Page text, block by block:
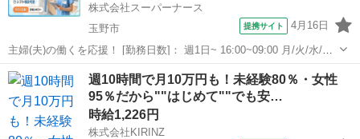
株式会社スーパーナース
玉野市
提携サイト 4月16日
主婦(夫)の働くを応援！ [勤務日数]： 週1日~ 16:00~09:00 月/火/水/木/
金/土/日 などから選べます [勤務地・最寄駅]： 岡山県玉野市 株式会社
スーパーナース 宇野駅バス25分 [職種名]：特別養...
岡山 玉野市 看護師
週10時間で月10万円も！未経験80％・女性
95％だから""はじめて""でも安…
時給1,226円
株式会社KIRINZ